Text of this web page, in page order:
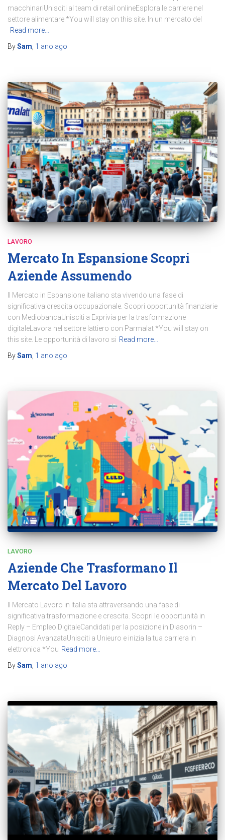
macchinariUnisciti al team di retail onlineEsplora le carriere nel
settore alimentare *You will stay on this site. In un mercato del
Read more…
BySam 1 ano ago
LAVORO
Mercato In Espansione Scopri
Aziende Assumendo
Il Mercato in Espansione italiano sta vivendo una fase di
significativa crescita occupazionale. Scopri opportunità finanziarie
con MediobancaUnisciti a Exprivia per la trasformazione
digitaleLavora nel settore lattiero con Parmalat *You will stay on
this site. Le opportunità di lavoro si Read more…
BySam, 1 ano ago
LAVORO
Aziende Che Trasformano Il
Mercato Del Lavoro
Il Mercato Lavoro in Italia sta attraversando una fase di
significativa trasformazione e crescita. Scopri le opportunità in
Reply – Empleo DigitaleCandidati per la posizione in Diasorin –
Diagnosi AvanzataUnisciti a Unieuro e inizia la tua carriera in
elettronica *You Read more…
BySam 1 ano ago